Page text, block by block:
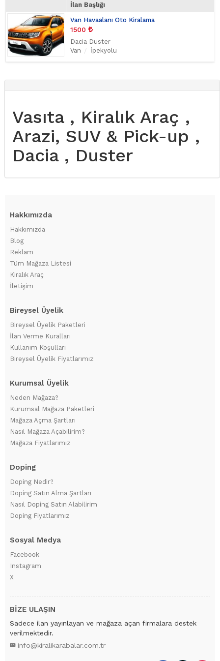
İlan Başlığı
Van Havaalanı Oto Kiralama
1500
Dacia Duster
Van
İpekyolu
Vasıta , Kiralık Araç ,
Arazi, SUV & Pick-up ,
Dacia , Duster
Hakkımızda
Hakkımızda
Blog
Reklam
Tüm Mağaza Listesi
Kiralık Araç
İletişim
Bireysel Üyelik
Bireysel Üyelik Paketleri
İlan Verme Kuralları
Kullanım Koşulları
Bireysel Üyelik Fiyatlarımız
Kurumsal Üyelik
Neden Mağaza?
Kurumsal Mağaza Paketleri
Mağaza Açma Şartları
Nasıl Mağaza Açabilirim?
Mağaza Fiyatlarımız
Doping
Doping Nedir?
Doping Satın Alma Şartları
Nasıl Doping Satın Alabilirim
Doping Fiyatlarımız
Sosyal Medya
Facebook
Instagram
X
BİZE ULAŞIN
Sadece ilan yayınlayan ve mağaza açan firmalara destek
verilmektedir.
info@kiralikarabalar.com.tr